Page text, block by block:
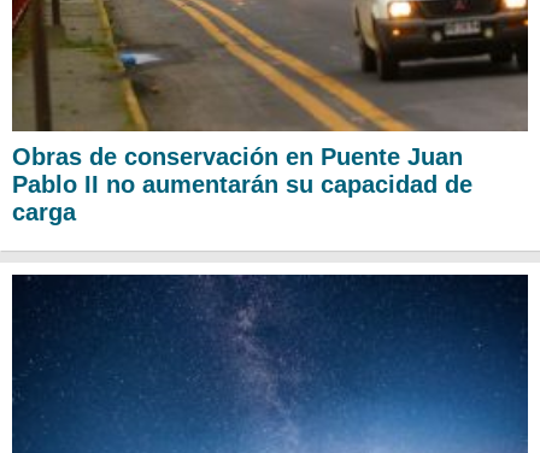
Obras de conservación en Puente Juan
Pablo II no aumentarán su capacidad de
carga